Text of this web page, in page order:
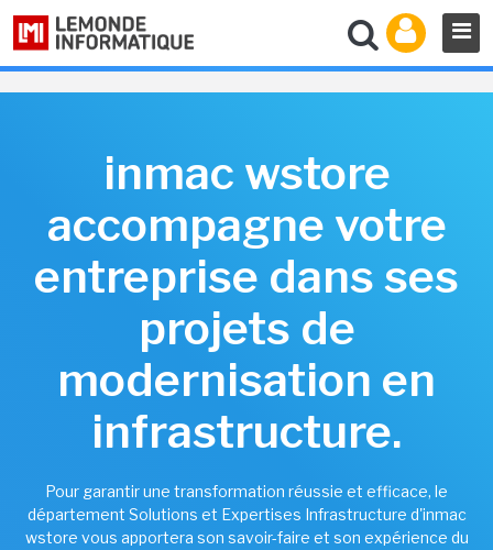
inmac wstore
accompagne votre
entreprise dans ses
projets de
modernisation en
infrastructure.
Pour garantir une transformation réussie et efficace, le
département Solutions et Expertises Infrastructure d'inmac
wstore vous apportera son savoir-faire et son expérience du